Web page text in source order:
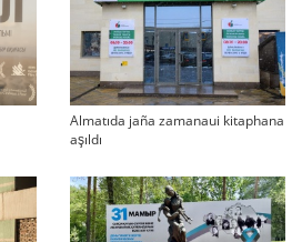
Almatıda jaña zamanaui kitaphana
aşıldı